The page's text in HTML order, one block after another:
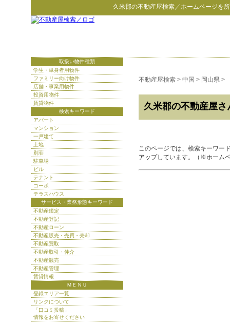
久米郡の不動産屋検索／ホームページを
不動産屋検索 > 中国 > 岡山県 >
久米郡の不動産屋さ
このページでは、検索キーワー
アップしています。（※ホーム
取扱い物件種類
学生・単身者用物件
ファミリー向け物件
店舗・事業用物件
投資用物件
賃貸物件
検索キーワード
アパート
マンション
一戸建て
土地
別荘
駐車場
ビル
テナント
コーポ
テラスハウス
サービス・業務形態キーワード
不動産鑑定
不動産登記
不動産ローン
不動産販売・売買・売却
不動産買取
不動産取引・仲介
不動産競売
不動産管理
賃貸情報
ＭＥＮＵ
登録エリア一覧
リンクについて
「口コミ投稿」
情報をお寄せください